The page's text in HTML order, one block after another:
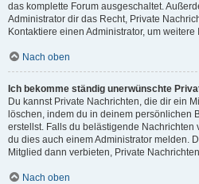
das komplette Forum ausgeschaltet.
Administrator dir das Recht, Private
Kontaktiere einen Administrator, um
Nach oben
Ich bekomme ständig unerwünschte
Du kannst Private Nachrichten, die dir ein
löschen, indem du in deinem persönlichen
erstellst. Falls du belästigende Nachrichten
du dies auch einem Administrator melden.
Mitglied dann verbieten, Private
Nach oben